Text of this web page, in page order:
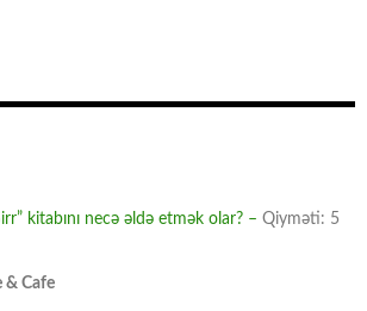
kitabını necə əldə etmək olar? – Qiyməti: 5
& Cafe